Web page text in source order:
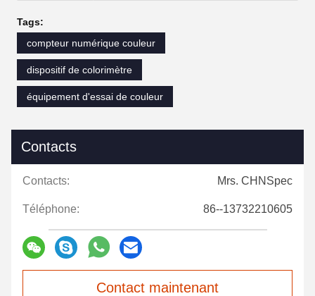
Tags:
compteur numérique couleur
dispositif de colorimètre
équipement d'essai de couleur
Contacts
Contacts: Mrs. CHNSpec
Téléphone: 86--13732210605
Contact maintenant